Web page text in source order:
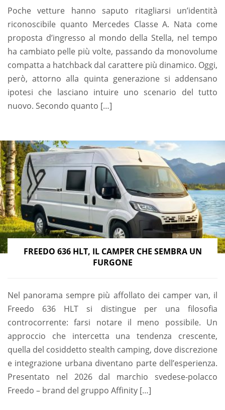
Poche vetture hanno saputo ritagliarsi un’identità
riconoscibile quanto Mercedes Classe A. Nata come
proposta d’ingresso al mondo della Stella, nel tempo
ha cambiato pelle più volte, passando da monovolume
compatta a hatchback dal carattere più dinamico. Oggi,
però, attorno alla quinta generazione si addensano
ipotesi che lasciano intuire uno scenario del tutto
nuovo. Secondo quanto […]
FREEDO 636 HLT, IL CAMPER CHE SEMBRA UN
FURGONE
Nel panorama sempre più affollato dei camper van, il
Freedo 636 HLT si distingue per una filosofia
controcorrente: farsi notare il meno possibile. Un
approccio che intercetta una tendenza crescente,
quella del cosiddetto stealth camping, dove discrezione
e integrazione urbana diventano parte dell’esperienza.
Presentato nel 2026 dal marchio svedese-polacco
Freedo – brand del gruppo Affinity […]